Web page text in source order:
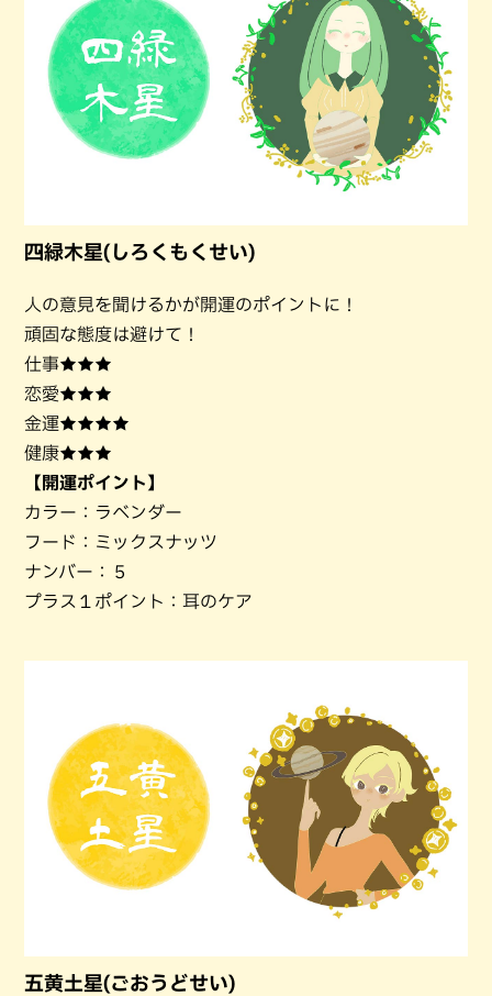
四緑木星(しろくもくせい)
人の意見を聞けるかが開運のポイントに！
頑固な態度は避けて！
仕事★★★
恋愛★★★
金運★★★★
健康★★★
【開運ポイント】
カラー：ラベンダー
フード：ミックスナッツ
ナンバー：５
プラス１ポイント：耳のケア
五黄土星(ごおうどせい)